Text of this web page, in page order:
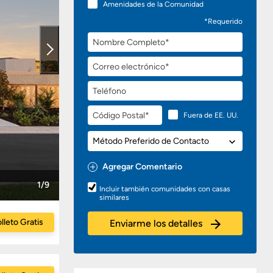
Amenidades de la Comunidad
*Requerido
Nombre
Completo
Correo
electrónico
Teléfono
Código
Postal
Fuera de EE. UU.
Método
Preferido
de
Contacto
Agregar Comentario
Preguntas
o
Comentarios
Incluir también comunidades con casas
similares
Enviarme los detalles
1/9
Gratis